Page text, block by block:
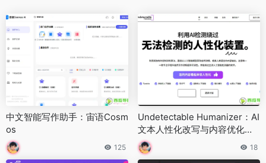
中文智能写作助手：宙语Cosm
os
125
Undetectable Humanizer：AI
文本人性化改写与内容优化工
具
18